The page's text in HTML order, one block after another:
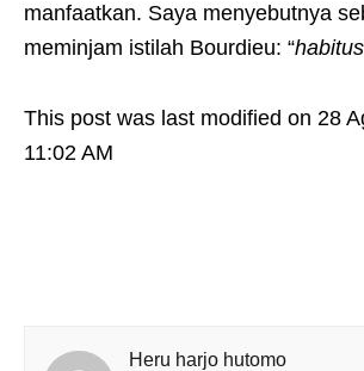
manfaatkan. Saya menyebutnya
meminjam istilah Bourdieu: “habitus
This post was last modified on 28
11:02 AM
Heru harjo hutomo